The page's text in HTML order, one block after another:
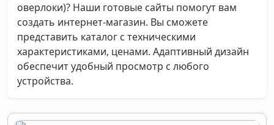
оверлоки)? Наши готовые сайты помогут вам
создать интернет-магазин. Вы сможете
представить каталог с техническими
характеристиками, ценами. Адаптивный дизайн
обеспечит удобный просмотр с любого
устройства.